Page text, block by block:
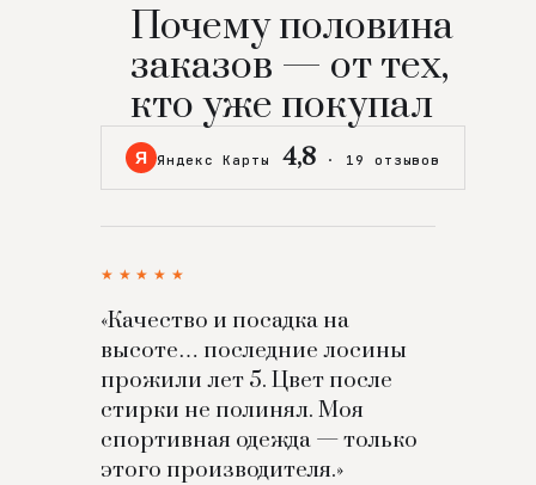
Почему половина
заказов — от тех,
кто уже покупал
Я Яндекс Карты 4,8 · 19 отзывов
★★★★★
«Качество и посадка на
высоте… последние лосины
прожили лет 5. Цвет после
стирки не полинял. Моя
спортивная одежда — только
этого производителя.»